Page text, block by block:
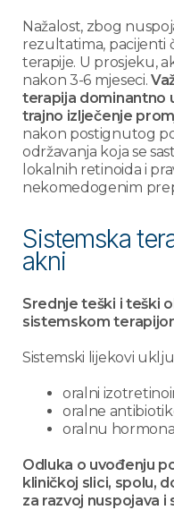
Nažalost, zbog
rezultatima, pacijenti
terapije. U prosjeku,
nakon 3-6 mjeseci.
terapija dominantno
trajno izlječenje
nakon postignutog
održavanja koja se
lokalnih retinoida i
nekomedogenim
Sistemska
akni
Srednje teški i teški
sistemskom
Sistemski lijekovi
oralni
oralne
oralnu
Odluka o uvođenju
kliničkoj slici, spolu,
za razvoj nuspojava i